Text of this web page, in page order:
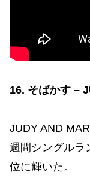
16. そばかす –
JUDY AND
週間シングルラ
位に輝いた。